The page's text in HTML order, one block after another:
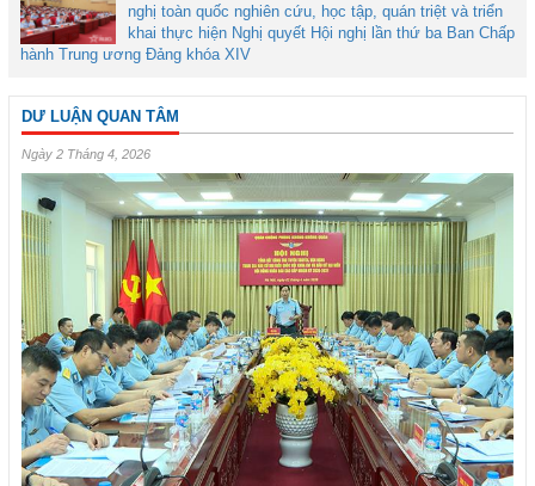
nghị toàn quốc nghiên cứu, học tập, quán triệt và triển
khai thực hiện Nghị quyết Hội nghị lần thứ ba Ban Chấp
hành Trung ương Đảng khóa XIV
DƯ LUẬN QUAN TÂM
Ngày 2 Tháng 4, 2026